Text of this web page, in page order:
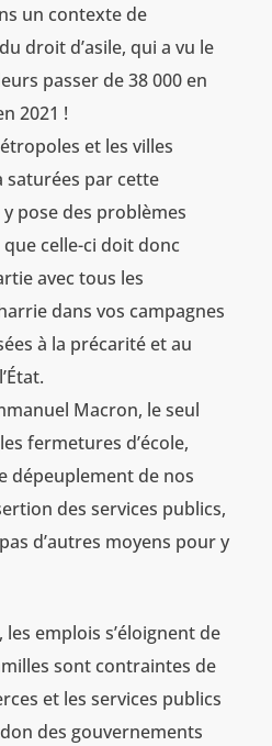
un contexte de
droit d’asile, qui a vu le
passer de 38 000 en
2021 !
et les villes
saturées par cette
pose des problèmes
celle-ci doit donc
avec tous les
dans vos campagnes
à la précarité et au
Macron, le seul
fermetures d’école,
dépeuplement de nos
des services publics,
d’autres moyens pour y
emplois s’éloignent de
sont contraintes de
et les services publics
des gouvernements